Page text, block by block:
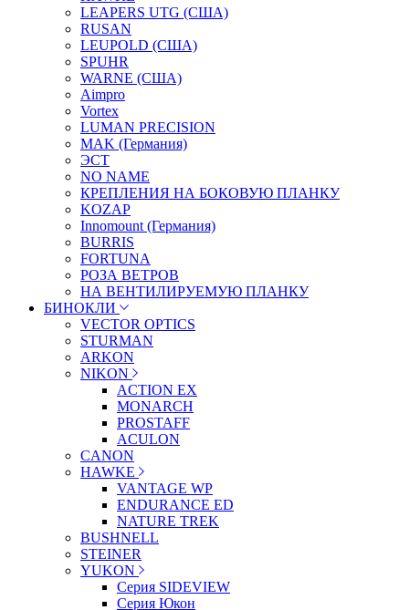
LEAPERS UTG (США)
RUSAN
LEUPOLD (США)
SPUHR
WARNE (США)
Aimpro
Vortex
LUMAN PRECISION
MAK (Германия)
ЭСТ
NO NAME
КРЕПЛЕНИЯ НА БОКОВУЮ ПЛАНКУ
KOZAP
Innomount (Германия)
BURRIS
FORTUNA
РОЗА ВЕТРОВ
НА ВЕНТИЛИРУЕМУЮ ПЛАНКУ
БИНОКЛИ
VECTOR OPTICS
STURMAN
ARKON
NIKON
ACTION EX
MONARCH
PROSTAFF
ACULON
CANON
HAWKE
VANTAGE WP
ENDURANCE ED
NATURE TREK
BUSHNELL
STEINER
YUKON
Серия SIDEVIEW
Серия Юкон